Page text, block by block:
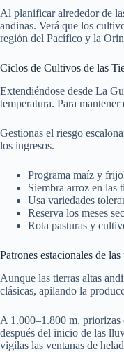
Al planificar alrededor de
andinas. Verá que los
región del Pacífico y la
Ciclos de Cultivos de las
Extendiéndose desde La
temperatura. Para
Gestionas el riesgo
los ingresos.
Programa maíz y
Siembra arroz en las
Usa variedades
Reserva los meses
Rota pasturas y
Patrones estacionales de
Aunque las tierras altas
clásicas, apilando la
A 1.000–1.800 m, priorizas
después del inicio de las
vigilas las ventanas de